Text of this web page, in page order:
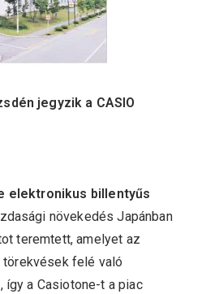
jegyzik a CASIO
elektronikus billentyűs
növekedés Japánban
teremtett, amelyet az
felé való
a Casiotone-t a piac